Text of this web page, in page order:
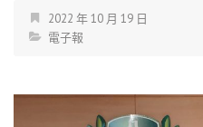
2022 年 10 月 19 日
電子報